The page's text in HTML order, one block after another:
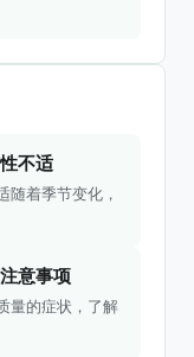
不适
随着季节变化，
意事项
量的症状，了解